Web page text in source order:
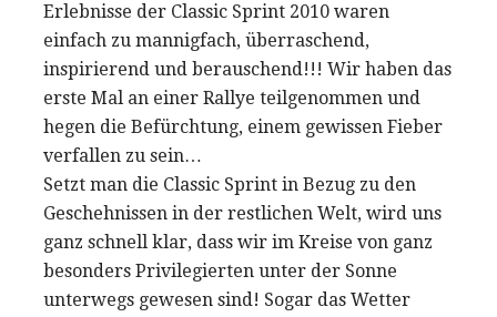
Erlebnisse der Classic Sprint 2010 waren
einfach zu mannigfach, überraschend,
inspirierend und berauschend!!! Wir haben das
erste Mal an einer Rallye teilgenommen und
hegen die Befürchtung, einem gewissen Fieber
verfallen zu sein…
Setzt man die Classic Sprint in Bezug zu den
Geschehnissen in der restlichen Welt, wird uns
ganz schnell klar, dass wir im Kreise von ganz
besonders Privilegierten unter der Sonne
unterwegs gewesen sind! Sogar das Wetter